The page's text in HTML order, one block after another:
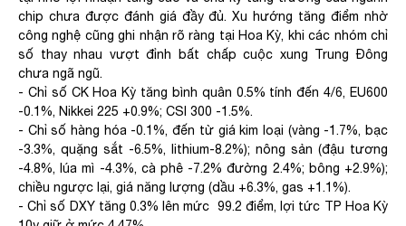
chip chưa được đánh giá đầy đủ. Xu hướng tăng điểm nhờ
công nghệ cũng ghi nhận rõ ràng tại Hoa Kỳ, khi các nhóm chỉ
số thay nhau vượt đỉnh bất chấp cuộc xung Trung Đông
chưa ngã ngũ.
- Chỉ số CK Hoa Kỳ tăng bình quân 0.5% tính đến 4/6, EU600
-0.1%, Nikkei 225 +0.9%; CSI 300 -1.5%.
- Chỉ số hàng hóa -0.1%, đến từ giá kim loại (vàng -1.7%, bạc
-3.3%, quặng sắt -6.5%, lithium-8.2%); nông sản (đậu tương
-4.8%, lúa mì -4.3%, cà phê -7.2% đường 2.4%; bông +2.9%);
chiều ngược lại, giá năng lượng (dầu +6.3%, gas +1.1%).
- Chỉ số DXY tăng 0.3% lên mức 99.2 điểm, lợi tức TP Hoa Kỳ